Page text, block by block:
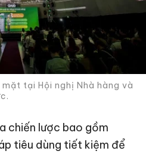
tại Hội nghị Nhà hàng và
chiến lược bao gồm
tiêu dùng tiết kiệm để